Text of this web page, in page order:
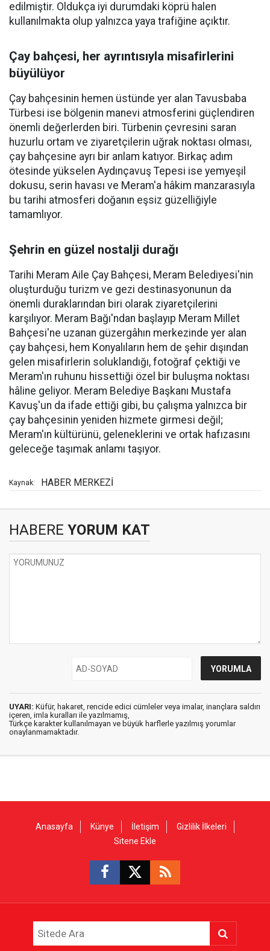
edilmiştir. Oldukça iyi durumdaki köprü halen
kullanılmakta olup yalnızca yaya trafiğine açıktır.
Çay bahçesi, her ayrıntısıyla misafirlerini
büyülüyor
Çay bahçesinin hemen üstünde yer alan Tavusbaba
Türbesi ise bölgenin manevi atmosferini güçlendiren
önemli değerlerden biri. Türbenin çevresini saran
huzurlu ortam ve ziyaretçilerin uğrak noktası olması,
çay bahçesine ayrı bir anlam katıyor. Birkaç adım
ötesinde yükselen Aydınçavuş Tepesi ise yemyeşil
dokusu, serin havası ve Meram'a hâkim manzarasıyla
bu tarihi atmosferi doğanın eşsiz güzelliğiyle
tamamlıyor.
Şehrin en güzel nostalji durağı
Tarihi Meram Aile Çay Bahçesi, Meram Belediyesi'nin
oluşturduğu turizm ve gezi destinasyonunun da
önemli duraklarından biri olarak ziyaretçilerini
karşılıyor. Meram Bağı'ndan başlayıp Meram Millet
Bahçesi'ne uzanan güzergâhın merkezinde yer alan
çay bahçesi, hem Konyalıların hem de şehir dışından
gelen misafirlerin soluklandığı, fotoğraf çektiği ve
Meram'ın ruhunu hissettiği özel bir buluşma noktası
hâline geliyor. Meram Belediye Başkanı Mustafa
Kavuş'un da ifade ettiği gibi, bu çalışma yalnızca bir
çay bahçesinin yeniden hizmete girmesi değil;
Meram'ın kültürünü, geleneklerini ve ortak hafızasını
geleceğe taşımak anlamı taşıyor.
Kaynak: HABER MERKEZİ
HABERE YORUM KAT
UYARI: Küfür, hakaret, rencide edici cümleler veya imalar, inançlara saldırı
içeren, imla kuralları ile yazılmamış,
Türkçe karakter kullanılmayan ve büyük harflerle yazılmış yorumlar
onaylanmamaktadır.
Anasayfa Künye İletişim
Gizlilik İlkeleri
Sitene Ekle